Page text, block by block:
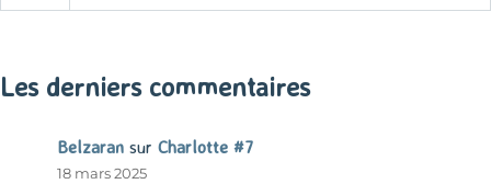
Les derniers commentaires
Belzaran sur Charlotte #7
18 mars 2025